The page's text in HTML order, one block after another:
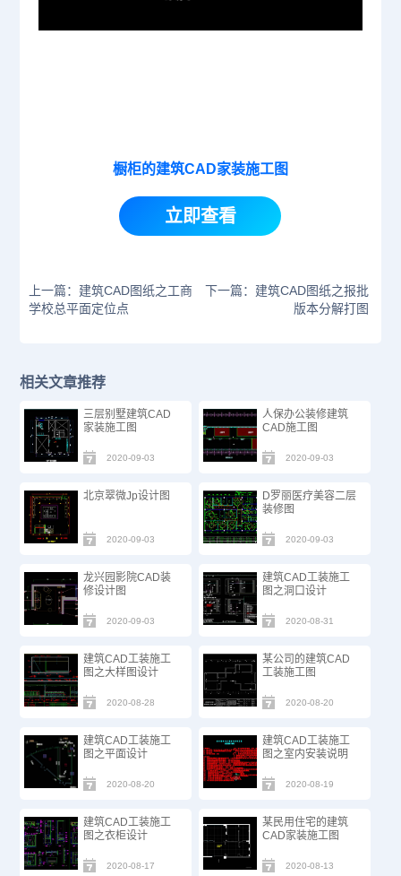
橱柜的建筑CAD家装施工图
立即查看
上一篇：建筑CAD图纸之工商
学校总平面定位点
下一篇：建筑CAD图纸之报批
版本分解打图
相关文章推荐
三层别墅建筑CAD
家装施工图
2020-09-03
人保办公装修建筑
CAD施工图
2020-09-03
北京翠微Jp设计图
2020-09-03
D罗丽医疗美容二层
装修图
2020-09-03
龙兴园影院CAD装
修设计图
2020-09-03
建筑CAD工装施工
图之洞口设计
2020-08-31
建筑CAD工装施工
图之大样图设计
2020-08-28
某公司的建筑CAD
工装施工图
2020-08-20
建筑CAD工装施工
图之平面设计
2020-08-20
建筑CAD工装施工
图之室内安装说明
2020-08-19
建筑CAD工装施工
图之衣柜设计
2020-08-17
某民用住宅的建筑
CAD家装施工图
2020-08-13